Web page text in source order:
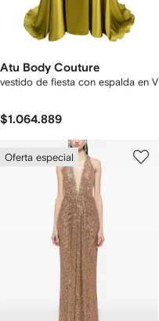
Atu Body Couture
vestido de fiesta con espalda en V
$1.064.889
Oferta especial